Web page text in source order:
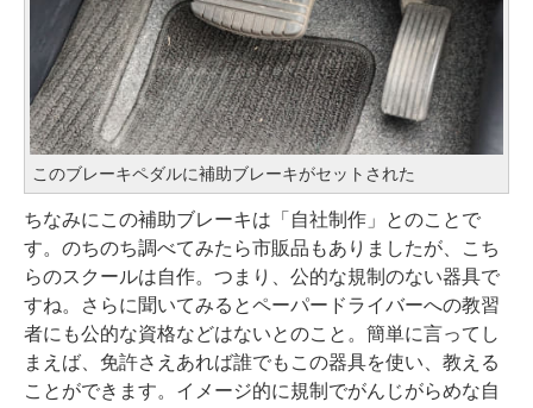
このブレーキペダルに補助ブレーキがセットされた
ちなみにこの補助ブレーキは「自社制作」とのことで
す。のちのち調べてみたら市販品もありましたが、こち
らのスクールは自作。つまり、公的な規制のない器具で
すね。さらに聞いてみるとペーパードライバーへの教習
者にも公的な資格などはないとのこと。簡単に言ってし
まえば、免許さえあれば誰でもこの器具を使い、教える
ことができます。イメージ的に規制でがんじがらめな自